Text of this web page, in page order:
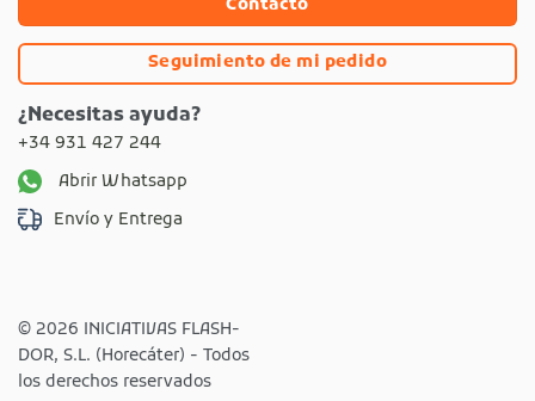
Contacto
Seguimiento de mi pedido
¿Necesitas ayuda?
+34 931 427 244
Abrir Whatsapp
Envío y Entrega
© 2026 INICIATIVAS FLASH-
DOR, S.L. (Horecáter) - Todos
los derechos reservados